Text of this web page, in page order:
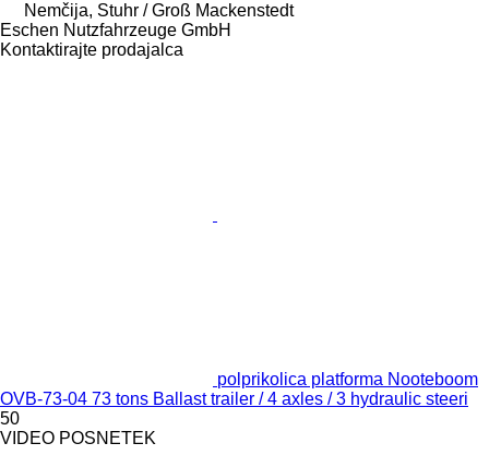
Nemčija, Stuhr / Groß Mackenstedt
Eschen Nutzfahrzeuge GmbH
Kontaktirajte prodajalca
polprikolica platforma Nooteboom
OVB-73-04 73 tons Ballast trailer / 4 axles / 3 hydraulic steeri
50
VIDEO POSNETEK